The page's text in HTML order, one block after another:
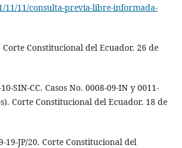
11/11/consulta-previa-libre-informada-
Corte Constitucional del Ecuador. 26 de
SIN-CC. Casos No. 0008-09-IN y 0011-
Corte Constitucional del Ecuador. 18 de
19-JP/20. Corte Constitucional del